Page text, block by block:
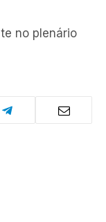
no plenário